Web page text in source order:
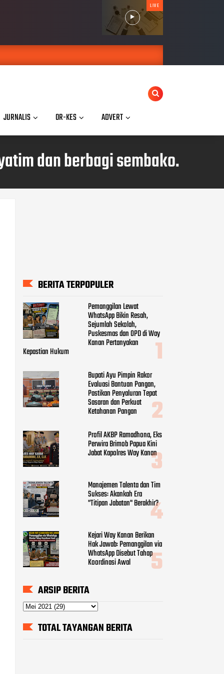
LIVE
JURNALIS OR-KES ADVERT
dan berbagi sembako.
BERITA TERPOPULER
Pemanggilan Lewat
WhatsApp Bikin Resah,
Sejumlah Sekolah,
Puskesmas dan OPD di Way
Kanan Pertanyakan
Kepastian Hukum
Bupati Ayu Pimpin Rakor
Evaluasi Bantuan Pangan,
Pastikan Penyaluran Tepat
Sasaran dan Perkuat
Ketahanan Pangan
Profil AKBP Ramadhona, Eks
Perwira Brimob Papua Kini
Jabat Kapolres Way Kanan
Manajemen Talenta dan Tim
Sukses: Akankah Era
"Titipan Jabatan" Berakhir?
Kejari Way Kanan Berikan
Hak Jawab: Pemanggilan via
WhatsApp Disebut Tahap
Koordinasi Awal
ARSIP BERITA
TOTAL TAYANGAN BERITA